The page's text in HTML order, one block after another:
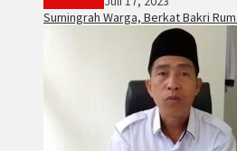
Sumingrah Warga, Berkat Bakri